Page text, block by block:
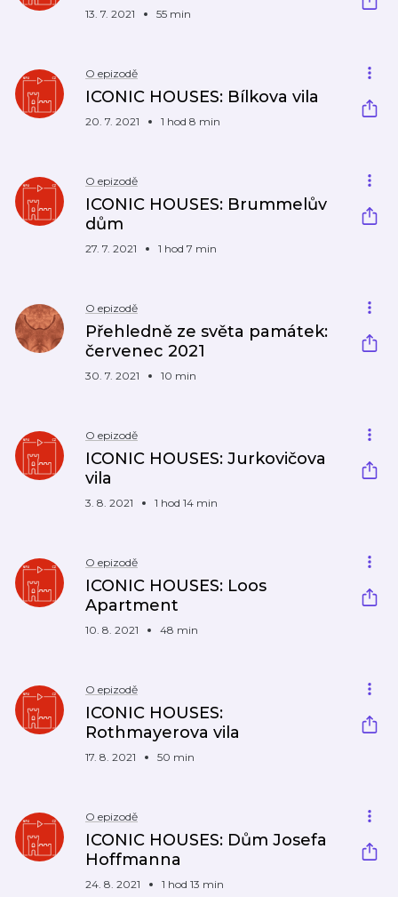
13. 7. 2021 55 min
O epizodě
ICONIC HOUSES: Bílkova vila
20. 7. 2021 1 hod 8 min
O epizodě
ICONIC HOUSES: Brummelův
dům
27. 7. 2021 1 hod 7 min
O epizodě
Přehledně ze světa památek:
červenec 2021
30. 7. 2021 10 min
O epizodě
ICONIC HOUSES: Jurkovičova
vila
3. 8. 2021 1 hod 14 min
O epizodě
ICONIC HOUSES: Loos
Apartment
10. 8. 2021 48 min
O epizodě
ICONIC HOUSES:
Rothmayerova vila
17. 8. 2021 50 min
O epizodě
ICONIC HOUSES: Dům Josefa
Hoffmanna
24. 8. 2021 1 hod 13 min